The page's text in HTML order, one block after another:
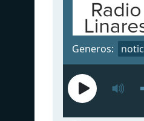
Generos: